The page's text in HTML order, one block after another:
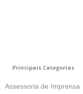
Principais Categorias
Assessoria de Imprensa